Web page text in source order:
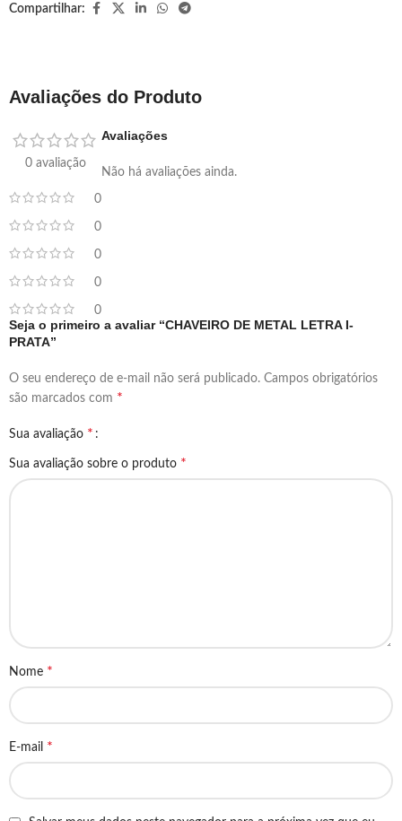
Compartilhar:
Avaliações do Produto
0 avaliação
0
0
0
0
0
Avaliações
Não há avaliações ainda.
Seja o primeiro a avaliar “CHAVEIRO DE METAL LETRA I-
PRATA”
O seu endereço de e-mail não será publicado. Campos obrigatórios
são marcados com *
Sua avaliação *
Sua avaliação sobre o produto *
Nome *
E-mail *